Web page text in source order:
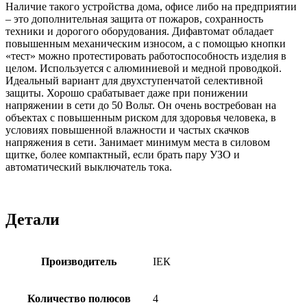
Наличие такого устройства дома, офисе либо на предприятии
– это дополнительная защита от пожаров, сохранность
техники и дорогого оборудования. Дифавтомат обладает
повышенным механическим износом, а с помощью кнопки
«тест» можно протестировать работоспособность изделия в
целом. Используется с алюминиевой и медной проводкой.
Идеальный вариант для двухступенчатой селективной
защиты. Хорошо срабатывает даже при понижении
напряжении в сети до 50 Вольт. Он очень востребован на
объектах с повышенным риском для здоровья человека, в
условиях повышенной влажности и частых скачков
напряжения в сети. Занимает минимум места в силовом
щитке, более компактный, если брать пару УЗО и
автоматический выключатель тока.
Детали
Производитель ІЕК
Количество полюсов 4